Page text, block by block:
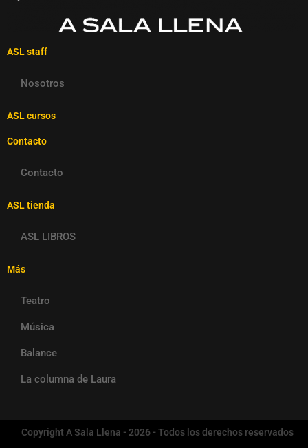
ASL staff
Nosotros
ASL cursos
Contacto
Contacto
ASL tienda
ASL LIBROS
Más
Teatro
Música
Balance
La columna de Laura
Copyright A Sala Llena - 2026 - Todos los derechos reservados